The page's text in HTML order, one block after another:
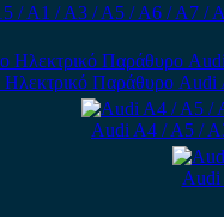
A1 / A3 / A5 / A6 / A7 /
Παράθυρο Audi
Audi A4 / A5 /
Audi